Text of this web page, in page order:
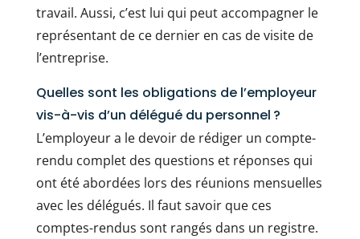
travail. Aussi, c’est lui qui peut accompagner le
représentant de ce dernier en cas de visite de
l’entreprise.
Quelles sont les obligations de l’employeur
vis-à-vis d’un délégué du personnel ?
L’employeur a le devoir de rédiger un compte-
rendu complet des questions et réponses qui
ont été abordées lors des réunions mensuelles
avec les délégués. Il faut savoir que ces
comptes-rendus sont rangés dans un registre.